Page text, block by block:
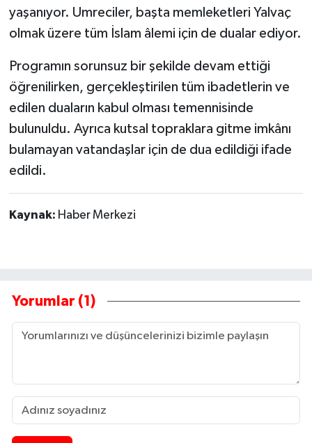
yaşanıyor. Umreciler, başta memleketleri Yalvaç
olmak üzere tüm İslam âlemi için de dualar ediyor.
Programın sorunsuz bir şekilde devam ettiği
öğrenilirken, gerçekleştirilen tüm ibadetlerin ve
edilen duaların kabul olması temennisinde
bulunuldu. Ayrıca kutsal topraklara gitme imkânı
bulamayan vatandaşlar için de dua edildiği ifade
edildi.
Kaynak: Haber Merkezi
Yorumlar (1)